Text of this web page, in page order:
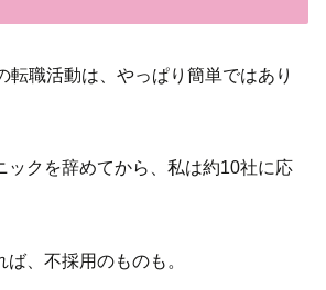
転職活動は、やっぱり簡単ではあり
ックを辞めてから、私は約10社に応
、不採用のものも。